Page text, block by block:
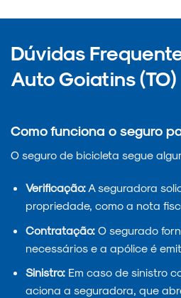
Dúvidas
Auto Goiatins (TO)
Como funciona o seguro
O seguro de bicicleta segue
Verificação:A seguradora
propriedade, como a nota
Contratação:O segurado
necessários e a apólice é
Sinistro:Em caso de sinistro
aciona a seguradora, que